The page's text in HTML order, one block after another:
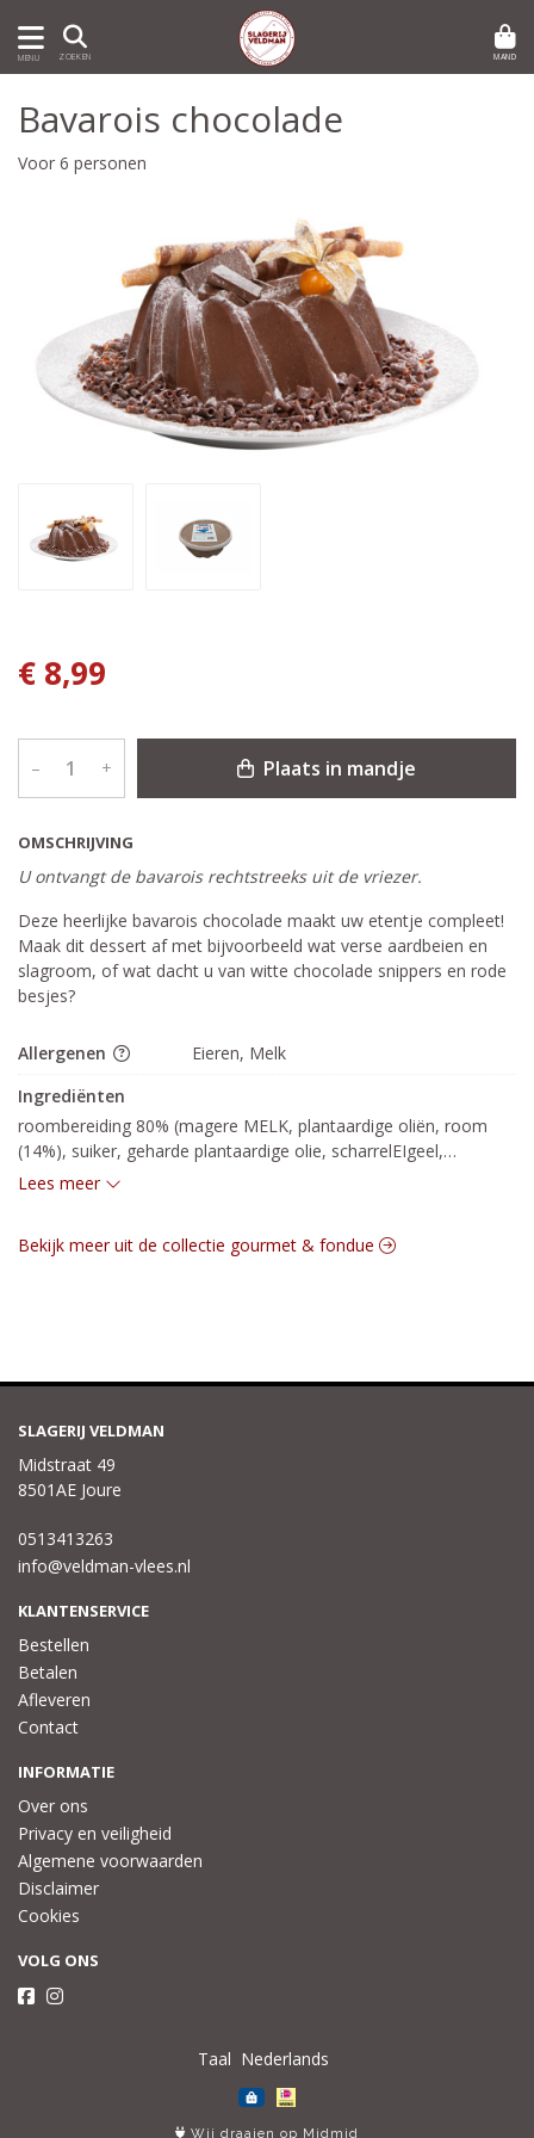
MENU ZOEKEN MAND
OMSCHRIJVING
U ontvangt de bavarois rechtstreeks uit de vriezer.
Deze heerlijke bavarois chocolade maakt uw etentje compleet!
Maak dit dessert af met bijvoorbeeld wat verse aardbeien en
slagroom, of wat dacht u van witte chocolade snippers en rode
besjes?
Bavarois chocolade
Voor 6 personen
€ 8,99
– + Plaats in mandje
Allergenen
Eieren, Melk
Ingrediënten
roombereiding 80% (magere MELK, plantaardige oliën, room
(14%), suiker, geharde plantaardige olie, scharrelEIgeel,
emulgatoren: E433, E471, aroma, stabilisator: E407) suiker,
Lees meer
Bekijk meer uit de collectie gourmet & fondue
SLAGERIJ VELDMAN
Midstraat 49
8501AE Joure
0513413263
info@veldman-vlees.nl
KLANTENSERVICE
Bestellen
Betalen
Afleveren
Contact
INFORMATIE
Over ons
Privacy en veiligheid
Algemene voorwaarden
Disclaimer
Cookies
VOLG ONS
Taal
Wij draaien op Midmid